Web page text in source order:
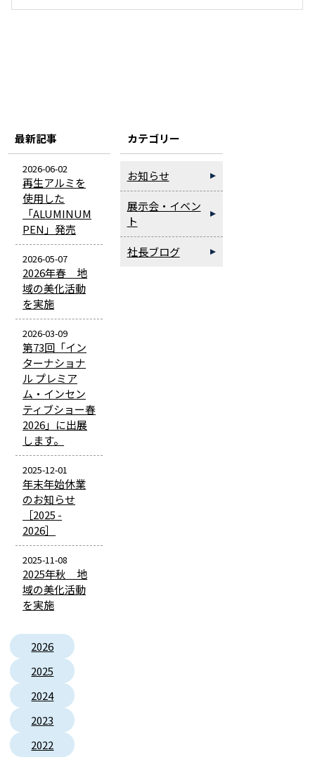
最新記事
2026-06-02
再生アルミを
使用した
「ALUMINUM
PEN」発売
2026-05-07
2026年春 地
域の美化活動
を実施
2026-03-09
第73回「イン
ターナショナ
ル プレミア
ム・インセン
ティブショー春
2026」に出展
します。
2025-12-01
年末年始休業
のお知らせ
［2025 -
2026］
2025-11-08
2025年秋 地
域の美化活動
を実施
カテゴリー
お知らせ
展示会・イベン
ト
社長ブログ
2026
2025
2024
2023
2022